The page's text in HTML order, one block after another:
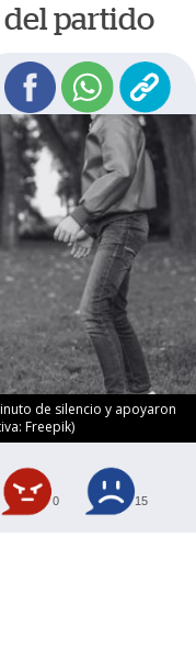
del partido
de silencio y apoyaron
Freepik)
0 15